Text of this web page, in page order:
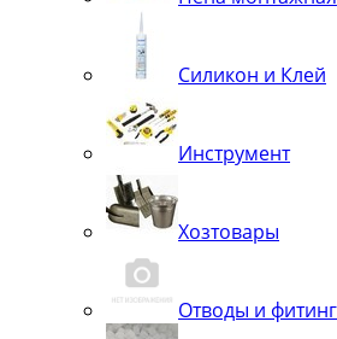
Силикон и Клей
Инструмент
Хозтовары
Отводы и